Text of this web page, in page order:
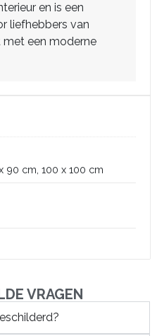
en is een
liefhebbers van
met een moderne
90 cm, 100 x 100 cm
VRAGEN